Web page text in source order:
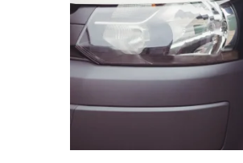
Scania R S G P Next Generation
Scania RPG